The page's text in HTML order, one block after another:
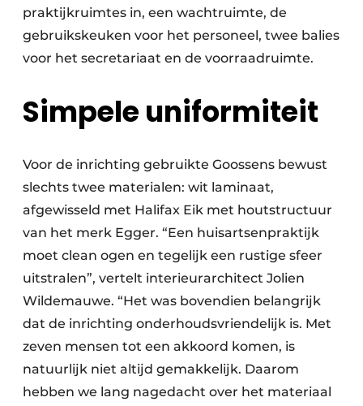
Interieurarchitectuur
Keukens
Renovatie
Toegangscontrole
Veiligheid & Opleiding
Zonwering
praktijkruimtes in, een wachtruimte, de
gebruikskeuken voor het personeel, twee balies
voor het secretariaat en de voorraadruimte.
Simpele uniformiteit
Voor de inrichting gebruikte Goossens bewust
slechts twee materialen: wit laminaat,
afgewisseld met Halifax Eik met houtstructuur
van het merk Egger. “Een huisartsenpraktijk
moet clean ogen en tegelijk een rustige sfeer
uitstralen”, vertelt interieurarchitect Jolien
Wildemauwe. “Het was bovendien belangrijk
dat de inrichting onderhoudsvriendelijk is. Met
zeven mensen tot een akkoord komen, is
natuurlijk niet altijd gemakkelijk. Daarom
hebben we lang nagedacht over het materiaal